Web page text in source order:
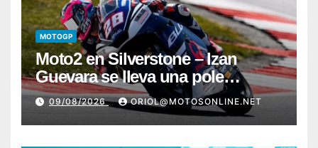
MOTOGP
Moto2 en Silverstone – Izan
Guevara se lleva una pole
incontestable; González, 4º
09/08/2026 ORIOL@MOTOSONLINE.NET